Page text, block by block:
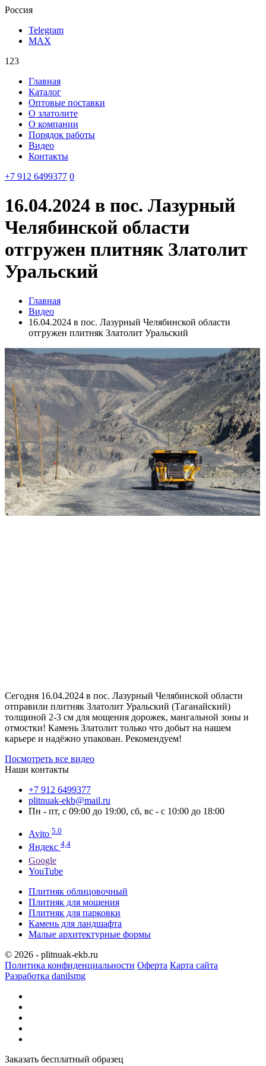
Россия
Telegram
MAX
123
Главная
Каталог
Оптовые поставки
О златолите
О компании
Порядок работы
Видео
Контакты
‪+7 912 6499377‬ 0
16.04.2024 в пос. Лазурный
Челябинской области
отгружен плитняк Златолит
Уральский
Главная
Видео
16.04.2024 в пос. Лазурный Челябинской области
отгружен плитняк Златолит Уральский
Сегодня 16.04.2024 в пос. Лазурный Челябинской области
отправили плитняк Златолит Уральский (Таганайский)
толщиной 2-3 см для мощения дорожек, мангальной зоны и
отмостки! Камень Златолит только что добыт на нашем
карьере и надёжно упакован. Рекомендуем!
Посмотреть все видео
Наши контакты
‪+7 912 6499377‬
plitnuak-ekb@mail.ru
Пн - пт, с 09:00 до 19:00, сб, вс - с 10:00 до 18:00
Avito 5.0
Яндекс 4,4
Google
YouTube
Плитняк облицовочный
Плитняк для мощения
Плитняк для парковки
Камень для ландшафта
Малые архитектурные формы
© 2026 - plitnuak-ekb.ru
Политика конфиденциальности Оферта Карта сайта
Разработка danilsmg
Заказать бесплатный образец